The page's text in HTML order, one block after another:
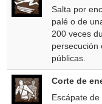
Salta por
palé o de
200 veces
persecución
públicas.
Corte de
Escápate